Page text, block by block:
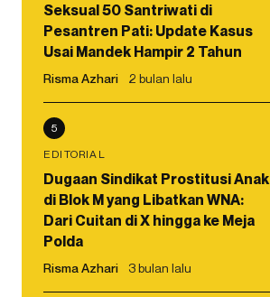
Seksual 50 Santriwati di
Pesantren Pati: Update Kasus
Usai Mandek Hampir 2 Tahun
Risma Azhari 2 bulan lalu
5
EDITORIAL
Dugaan Sindikat Prostitusi Anak
di Blok M yang Libatkan WNA:
Dari Cuitan di X hingga ke Meja
Polda
Risma Azhari 3 bulan lalu